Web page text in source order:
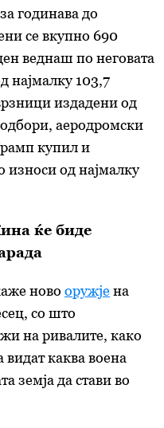
годинава до
се вкупно 690
веднаш по неговата
најмалку 103,7
издадени од
аеродромски
купил и
износи од најмалку
ќе биде
ново оружјена
со што
на ривалите, како
каква воена
земја да стави во